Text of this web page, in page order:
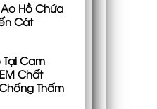
Hồ Chứa
Cát
Cam
Chất
Thấm